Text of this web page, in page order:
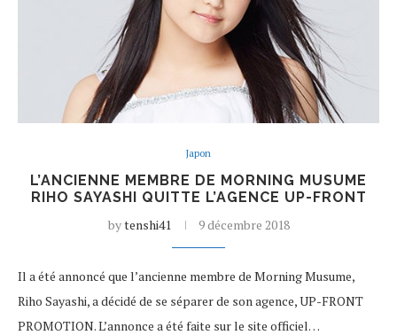
Japon
L’ANCIENNE MEMBRE DE MORNING MUSUME
RIHO SAYASHI QUITTE L’AGENCE UP-FRONT
bytenshi41 9 décembre 2018
Il a été annoncé que l’ancienne membre de Morning Musume,
Riho Sayashi, a décidé de se séparer de son agence, UP-FRONT
PROMOTION. L’annonce a été faite sur le site officiel…